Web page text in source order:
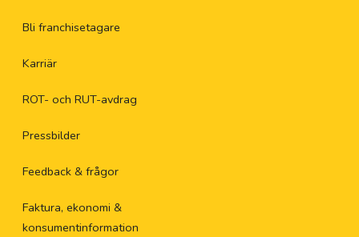
Bli franchisetagare
Karriär
ROT- och RUT-avdrag
Pressbilder
Feedback & frågor
Faktura, ekonomi &
konsumentinformation